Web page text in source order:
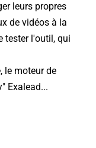
leurs propres
de vidéos à la
tester l'outil, qui
le moteur de
Exalead...